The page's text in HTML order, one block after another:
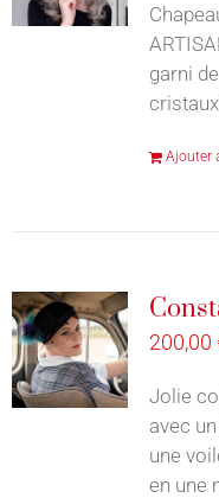
garni
Ajouter
200,00
Jolie
avec
une
en une